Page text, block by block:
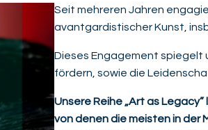
Seit mehreren Jahren
avantgardistischer Kunst,
Dieses Engagement spiegelt
fördern, sowie die
Unsere Reihe „Art as
von denen die meisten in der